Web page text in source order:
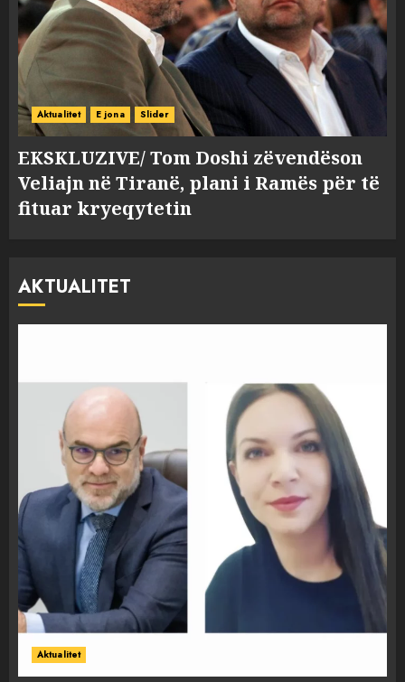
Aktualitet E jona Slider
EKSKLUZIVE/ Tom Doshi zëvendëson
Veliajn në Tiranë, plani i Ramës për të
fituar kryeqytetin
AKTUALITET
Aktualitet